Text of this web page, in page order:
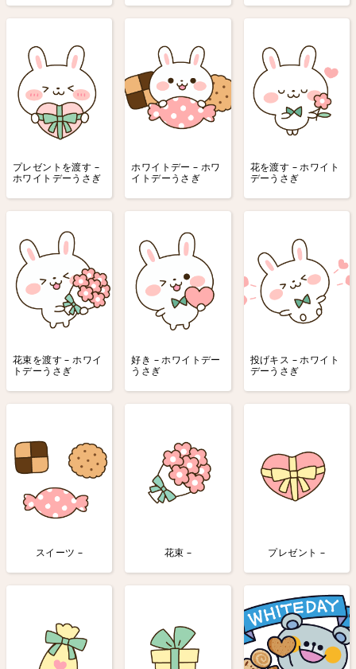
プレゼントを渡す –
ホワイトデーうさぎ
ホワイトデー – ホワ
イトデーうさぎ
花を渡す – ホワイト
デーうさぎ
花束を渡す – ホワイ
トデーうさぎ
好き – ホワイトデー
うさぎ
投げキス – ホワイト
デーうさぎ
スイーツ – 花束 – プレゼント –